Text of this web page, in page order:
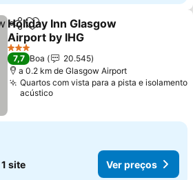
PartilharAdicionar aos favoritos
Holiday Inn Glasgow
Airport by IHG
3 Estrelas
7,7 Boa
20.545
a 0.2 km de Glasgow Airport
Quartos com vista para a pista e isolamento
acústico
1 site Ver preços